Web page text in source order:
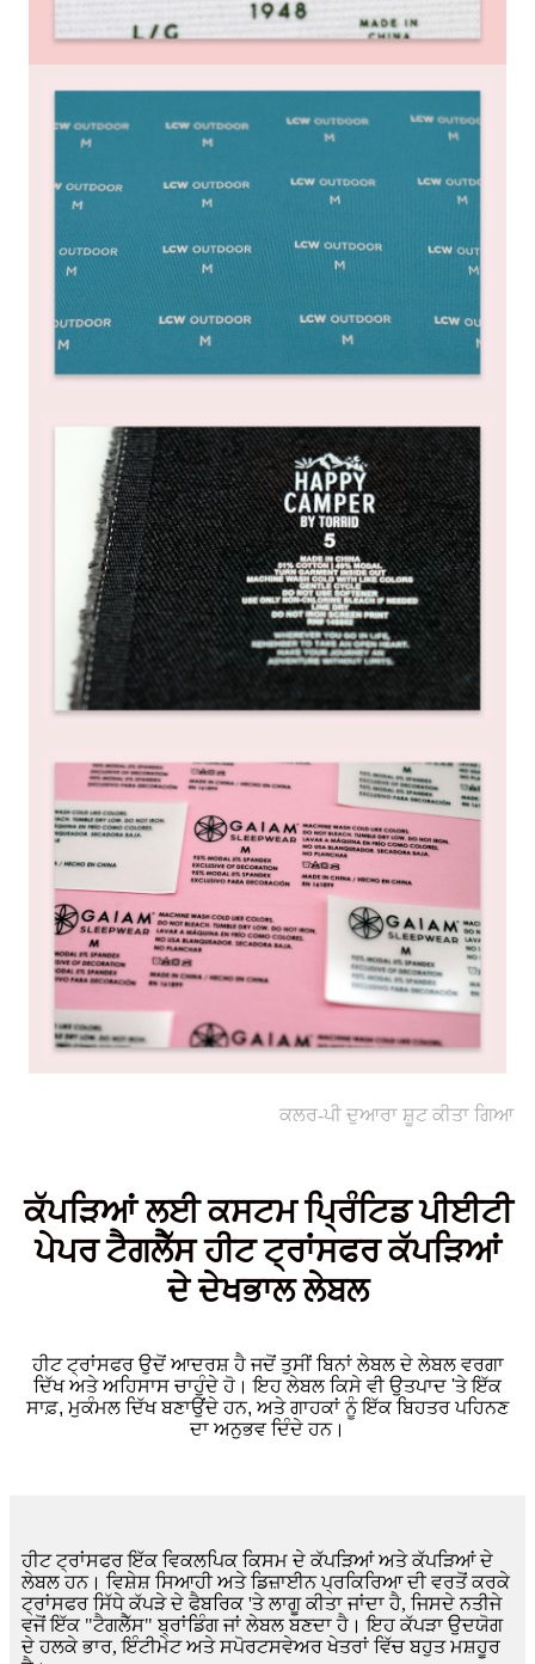
ਕਲਰ-ਪੀ ਦੁਆਰਾ ਸ਼ੂਟ ਕੀਤਾ ਗਿਆ
ਕੱਪੜਿਆਂ ਲਈ ਕਸਟਮ ਪ੍ਰਿੰਟਿਡ ਪੀਈਟੀ
ਪੇਪਰ ਟੈਗਲੈੱਸ ਹੀਟ ਟ੍ਰਾਂਸਫਰ ਕੱਪੜਿਆਂ
ਦੇ ਦੇਖਭਾਲ ਲੇਬਲ
ਹੀਟ ਟ੍ਰਾਂਸਫਰ ਉਦੋਂ ਆਦਰਸ਼ ਹੈ ਜਦੋਂ ਤੁਸੀਂ ਬਿਨਾਂ ਲੇਬਲ ਦੇ ਲੇਬਲ ਵਰਗਾ
ਦਿੱਖ ਅਤੇ ਅਹਿਸਾਸ ਚਾਹੁੰਦੇ ਹੋ। ਇਹ ਲੇਬਲ ਕਿਸੇ ਵੀ ਉਤਪਾਦ 'ਤੇ ਇੱਕ
ਸਾਫ਼, ਮੁਕੰਮਲ ਦਿੱਖ ਬਣਾਉਂਦੇ ਹਨ, ਅਤੇ ਗਾਹਕਾਂ ਨੂੰ ਇੱਕ ਬਿਹਤਰ ਪਹਿਨਣ
ਦਾ ਅਨੁਭਵ ਦਿੰਦੇ ਹਨ।
ਹੀਟ ਟ੍ਰਾਂਸਫਰ ਇੱਕ ਵਿਕਲਪਿਕ ਕਿਸਮ ਦੇ ਕੱਪੜਿਆਂ ਅਤੇ ਕੱਪੜਿਆਂ ਦੇ
ਲੇਬਲ ਹਨ। ਵਿਸ਼ੇਸ਼ ਸਿਆਹੀ ਅਤੇ ਡਿਜ਼ਾਈਨ ਪ੍ਰਕਿਰਿਆ ਦੀ ਵਰਤੋਂ ਕਰਕੇ
ਟ੍ਰਾਂਸਫਰ ਸਿੱਧੇ ਕੱਪੜੇ ਦੇ ਫੈਬਰਿਕ 'ਤੇ ਲਾਗੂ ਕੀਤਾ ਜਾਂਦਾ ਹੈ, ਜਿਸਦੇ ਨਤੀਜੇ
ਵਜੋਂ ਇੱਕ "ਟੈਗਲੈੱਸ" ਬ੍ਰਾਂਡਿੰਗ ਜਾਂ ਲੇਬਲ ਬਣਦਾ ਹੈ। ਇਹ ਕੱਪੜਾ ਉਦਯੋਗ
ਦੇ ਹਲਕੇ ਭਾਰ, ਇੰਟੀਮੇਟ ਅਤੇ ਸਪੋਰਟਸਵੇਅਰ ਖੇਤਰਾਂ ਵਿੱਚ ਬਹੁਤ ਮਸ਼ਹੂਰ